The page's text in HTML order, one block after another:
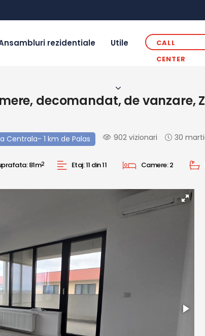
rezidentiale Utile
CALL
CENTER
decomandat, de vanzare,
Centrala- 1 km de Palas 902 vizionari 30
81m2 Etaj:11 din 11 Camere:2